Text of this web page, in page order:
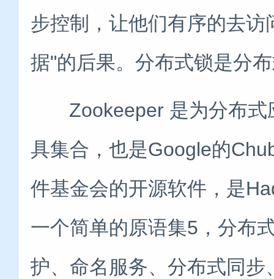
步控制，让他们有序的去
据"的后果。分布式锁是分
Zookeeper 是为分布式
具集合，也是Google的
件基金会的开源软件，是
一个简单的原语集5，分布
护、命名服务、分布式同